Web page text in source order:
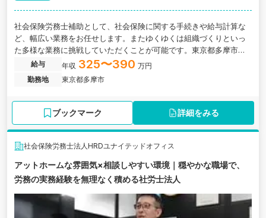
社会保険労務士補助として、社会保険に関する手続きや給与計算な
ど、幅広い業務をお任せします。またゆくゆくは組織づくりといっ
た多様な業務に挑戦していただくことが可能です。東京都多摩市に
ある、社会保険労務士法人の求人です。
給与 年収 325〜390 万円
勤務地
東京都多摩市
ブックマーク 詳細をみる
社会保険労務士法人HRDユナイテッドオフィス
アットホームな雰囲気×相談しやすい環境｜穏やかな職場で、
労務の実務経験を無理なく積める社労士法人